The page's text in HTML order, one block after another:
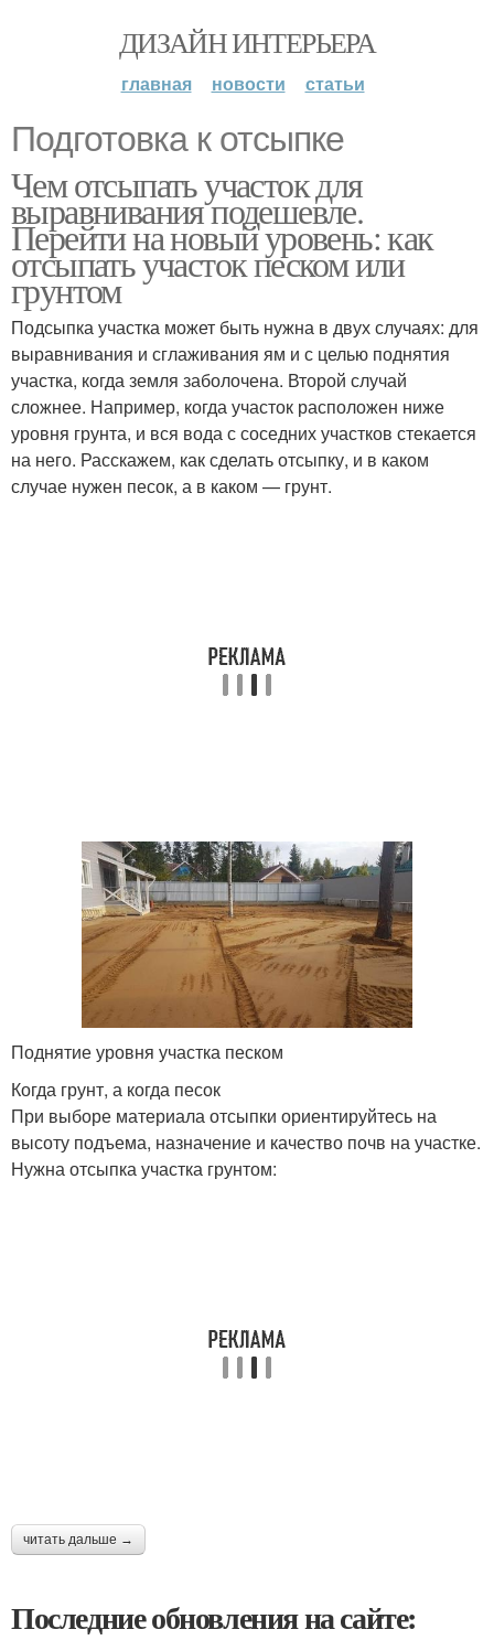
ДИЗАЙН ИНТЕРЬЕРА
главная новости статьи
Подготовка к отсыпке
Чем отсыпать участок для
выравнивания подешевле.
Перейти на новый уровень: как
отсыпать участок песком или
грунтом
Подсыпка участка может быть нужна в двух случаях: для
выравнивания и сглаживания ям и с целью поднятия
участка, когда земля заболочена. Второй случай
сложнее. Например, когда участок расположен ниже
уровня грунта, и вся вода с соседних участков стекается
на него. Расскажем, как сделать отсыпку, и в каком
случае нужен песок, а в каком — грунт.
Поднятие уровня участка песком
Когда грунт, а когда песок
При выборе материала отсыпки ориентируйтесь на
высоту подъема, назначение и качество почв на участке.
Нужна отсыпка участка грунтом:
читать дальше →
Последние обновления на сайте: